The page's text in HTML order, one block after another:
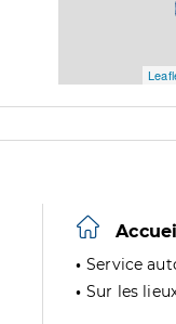
Service
Sur les